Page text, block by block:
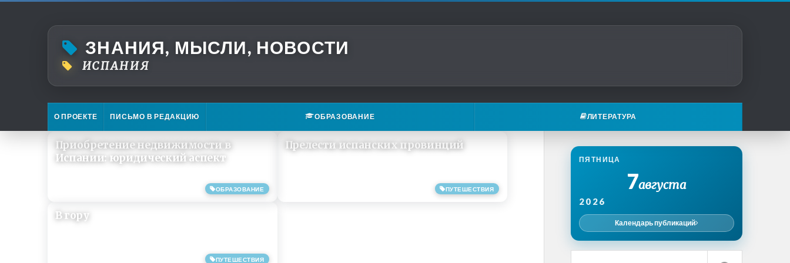
ЗНАНИЯ, МЫСЛИ, НОВОСТИ
ИСПАНИЯ
О ПРОЕКТЕ ПИСЬМО В РЕДАКЦИЮ ОБРАЗОВАНИЕ ЛИТЕРАТУРА
ОБРАЗОВАНИЕ
Приобретение недвижимости в
Испании: юридический аспект
ПУТЕШЕСТВИЯ
Прелести испанских провинций
ПУТЕШЕСТВИЯ
В гору
ПЯТНИЦА
7августа
2026
Календарь публикаций